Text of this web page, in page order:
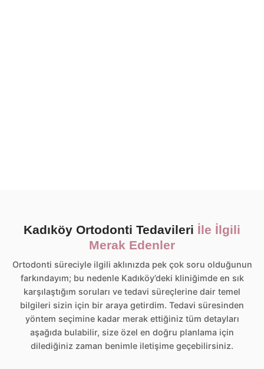
Kadıköy Ortodonti Tedavileri İle İlgili
Merak Edenler
Ortodonti süreciyle ilgili aklınızda pek çok soru olduğunun
farkındayım; bu nedenle Kadıköy’deki kliniğimde en sık
karşılaştığım soruları ve tedavi süreçlerine dair temel
bilgileri sizin için bir araya getirdim. Tedavi süresinden
yöntem seçimine kadar merak ettiğiniz tüm detayları
aşağıda bulabilir, size özel en doğru planlama için
dilediğiniz zaman benimle iletişime geçebilirsiniz.